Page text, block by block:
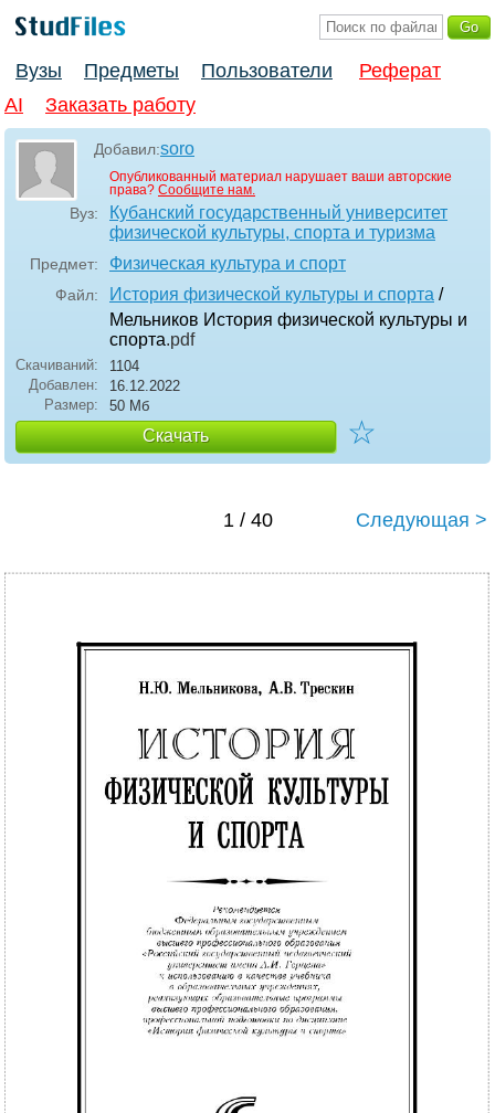
Вузы Предметы Пользователи
Реферат
AI
Заказать работу
Добавил:soro
Опубликованный материал нарушает ваши авторские
права? Сообщите нам.
Вуз:
Кубанский государственный университет
физической культуры, спорта и туризма
Предмет: Физическая культура и спорт
Файл: История физической культуры и спорта /
Мельников История физической культуры и
спорта.pdf
Скачиваний:
1104
Добавлен:
16.12.2022
Размер:
50 Мб
Скачать ☆
1 / 40 Следующая >